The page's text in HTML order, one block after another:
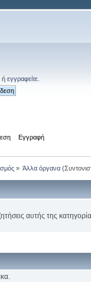
ή εγγραφείτε
Εγγραφή
» Άλλα όργανα
αυτής της